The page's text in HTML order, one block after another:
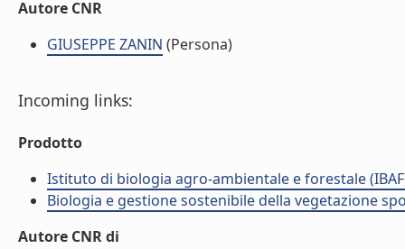
Autore CNR
GIUSEPPE ZANIN (Persona)
Incoming links:
Prodotto
Istituto di biologia agro-ambientale e forestale
Biologia e gestione sostenibile della vegetazione
Autore CNR di